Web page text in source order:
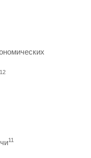
12
11